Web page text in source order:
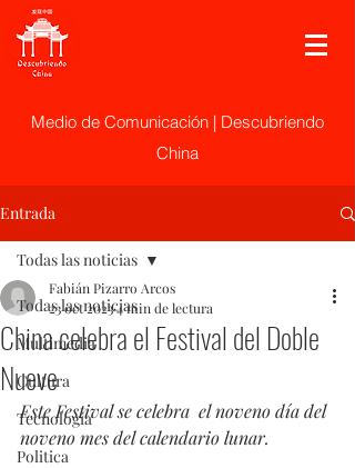
Medio de Comunicación | Descubriendo
China
Entrada
Todas las noticias
Multimedia
Cultura
Tecnología
Politica
Todas las noticias
China celebra el Festival del Doble
Nueve
Fabián Pizarro Arcos
23 oct 20234 min de lectura
Este Festival se celebra  el noveno día del
noveno mes del calendario lunar.